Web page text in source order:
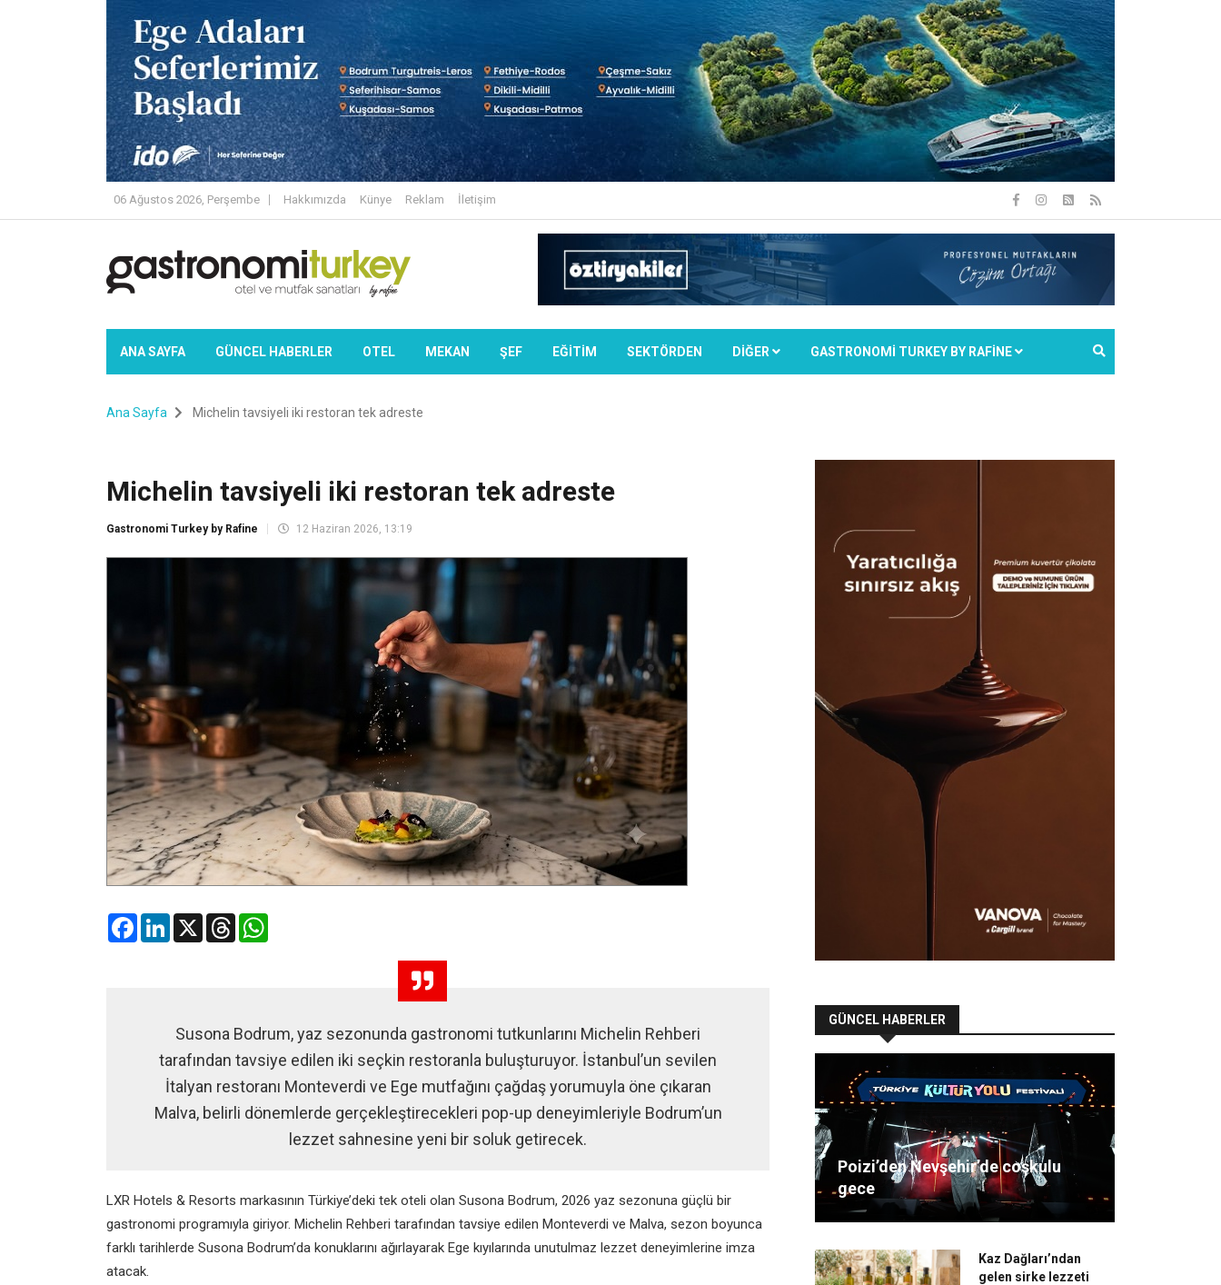
06 Ağustos 2026, Perşembe Hakkımızda Künye Reklam İletişim
ANA SAYFA GÜNCEL HABERLER OTEL MEKAN ŞEF EĞİTİM SEKTÖRDEN DIĞER GASTRONOMİ TURKEY BY RAFİNE
Ana Sayfa Michelin tavsiyeli iki restoran tek adreste
Michelin tavsiyeli iki restoran tek adreste
Gastronomi Turkey by Rafine 12 Haziran 2026, 13:19
FacebookLinkedIn
X Threads
Susona Bodrum, yaz sezonunda gastronomi tutkunlarını Michelin Rehberi
tarafından tavsiye edilen iki seçkin restoranla buluşturuyor. İstanbul’un sevilen
İtalyan restoranı Monteverdi ve Ege mutfağını çağdaş yorumuyla öne çıkaran
Malva, belirli dönemlerde gerçekleştirecekleri pop-up deneyimleriyle Bodrum’un
lezzet sahnesine yeni bir soluk getirecek.
LXR Hotels & Resorts markasının Türkiye’deki tek oteli olan Susona Bodrum, 2026 yaz sezonuna güçlü bir
gastronomi programıyla giriyor. Michelin Rehberi tarafından tavsiye edilen Monteverdi ve Malva, sezon boyunca
farklı tarihlerde Susona Bodrum’da konuklarını ağırlayarak Ege kıyılarında unutulmaz lezzet deneyimlerine imza
atacak.
GÜNCEL HABERLER
Poizi’den Nevşehir’de coşkulu
gece
Kaz Dağları’ndan
gelen sirke lezzeti